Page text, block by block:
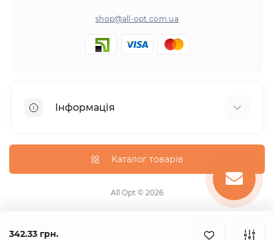
342.33 грн.
shop@all-opt.com.ua
Інформація
Оплата та доставка
Повернення та обмін
Політика конфіденційності
Каталог товарів
All Opt © 2026